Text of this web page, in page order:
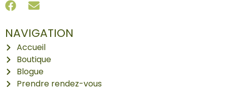
NAVIGATION
Accueil
Boutique
Blogue
Prendre rendez-vous